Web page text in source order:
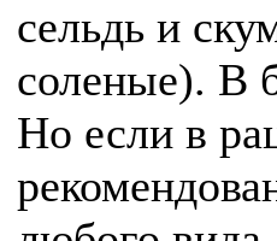
сельдь и
соленые). В
Но если в